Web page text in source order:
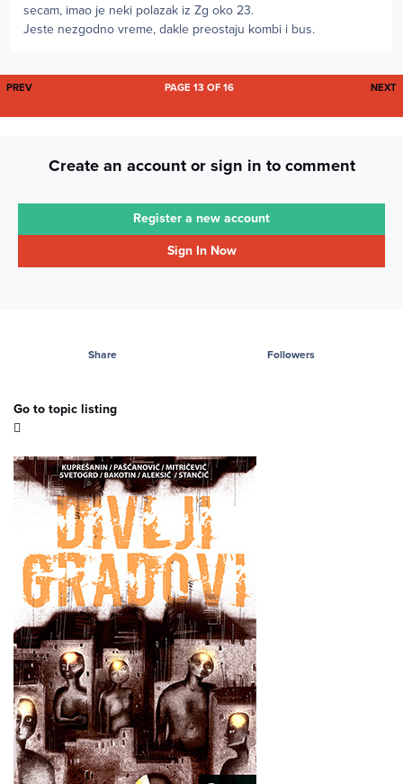
secam, imao je neki polazak iz Zg oko 23.
Jeste nezgodno vreme, dakle preostaju kombi i bus.
FIRST PAGE
PREV NEXT
PAGE 13 OF 16
Create an account or sign in to comment
Register a new account
Sign In Now
Share Followers
Go to topic listing